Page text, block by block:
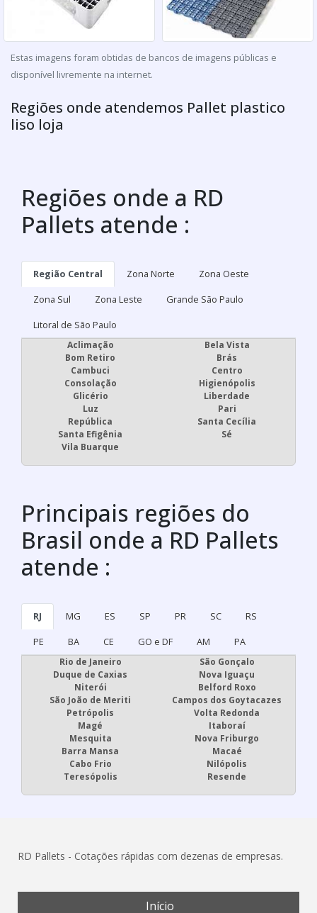
Estas imagens foram obtidas de bancos de imagens públicas e
disponível livremente na internet.
Regiões onde atendemos Pallet plastico
liso loja
Regiões onde a RD
Pallets atende :
Região Central Zona Norte
Zona Oeste
Zona Sul
Zona Leste
Grande São Paulo
Litoral de São Paulo
Aclimação
Bela Vista
Bom Retiro
Brás
Cambuci
Centro
Consolação
Higienópolis
Glicério
Liberdade
Luz
Pari
República
Santa Cecília
Santa Efigênia
Sé
Vila Buarque
Principais regiões do
Brasil onde a RD Pallets
atende :
RJ MG ES SP PR SC
RS
PE
BA CE GO e DF AM PA
Rio de Janeiro
São Gonçalo
Duque de Caxias
Nova Iguaçu
Niterói
Belford Roxo
São João de Meriti
Campos dos Goytacazes
Petrópolis
Volta Redonda
Magé
Itaboraí
Mesquita
Nova Friburgo
Barra Mansa
Macaé
Cabo Frio
Nilópolis
Teresópolis
Resende
RD Pallets - Cotações rápidas com dezenas de empresas.
Início